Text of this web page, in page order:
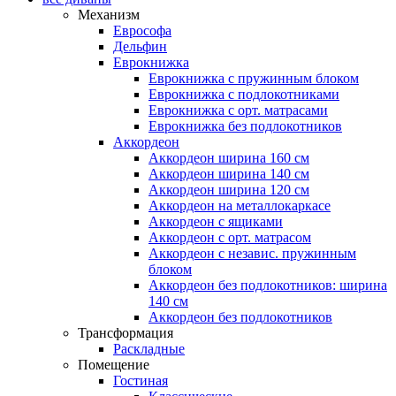
Механизм
Еврософа
Дельфин
Еврокнижка
Еврокнижка с пружинным блоком
Еврокнижка с подлокотниками
Еврокнижка с орт. матрасами
Еврокнижка без подлокотников
Аккордеон
Аккордеон ширина 160 см
Аккордеон ширина 140 см
Аккордеон ширина 120 см
Аккордеон на металлокаркасе
Аккордеон c ящиками
Аккордеон c орт. матрасом
Аккордеон c независ. пружинным
блоком
Аккордеон без подлокотников: ширина
140 см
Аккордеон без подлокотников
Трансформация
Раскладные
Помещение
Гостиная